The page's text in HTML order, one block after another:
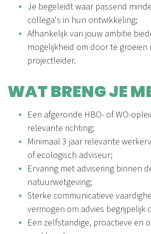
Je begeleidt waar passend
collega's in hun ontwikkeling;
Afhankelijk van jouw ambitie
mogelijkheid om door te groeien
projectleider.
WAT BRENG JE
Een afgeronde HBO- of WO-
relevante richting;
Minimaal 3 jaar relevante
of ecologisch adviseur;
Ervaring met advisering binnen
natuurwetgeving;
Sterke communicatieve
vermogen om advies begrijpelijk
Een zelfstandige, proactieve en